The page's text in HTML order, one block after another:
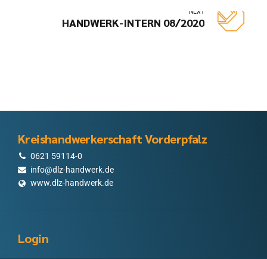
NEXT
HANDWERK-INTERN 08/2020
Kreishandwerkerschaft Vorderpfalz
0621 59114-0
info@dlz-handwerk.de
www.dlz-handwerk.de
Login